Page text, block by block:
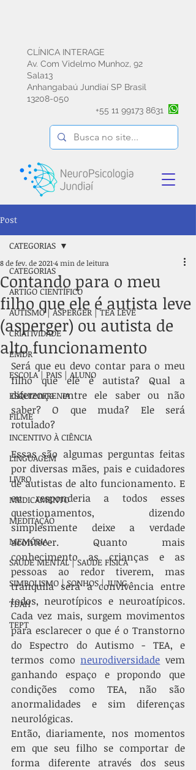
CLÍNICA INTERAGE
Av. Com Videlmo Munhoz, 92
Sala13
Anhangabaú Jundiaí SP Brasil
13208-050
+55 11 99173 8631
Post
CATEGORIAS
ARTIGO CIENTÍFICO
AUTISMO | ASPERGER | TEA LEVE
CRIATIVIDADE
EMDR
ESCOLA | PAIS | ALUNO
ESQUIZOFRENIA
FILME
INCENTIVO À CIÊNCIA
LINGUAGEM
LIVRO
MEDICAMENTO
MEDITAÇÃO
MEMÓRIA
SAÚDE MENTAL | SAÚDE FÍSICA
SIMBOLISMO | SONHOS | JUNG
TDAH
TEPT
CATEGORIAS
Contando para o meu
filho que ele é autista leve
(asperger) ou autista de
alto funcionamento
8 de fev. de 2021 4 min de leitura
Será que eu devo contar para o meu
filho que ele é autista? Qual a
diferença entre ele saber ou não
saber? O que muda? Ele será
rotulado?
Essas são algumas perguntas feitas
por diversas mães, pais e cuidadores
de autistas de alto funcionamento. E
eu responderia a todos esses
questionamentos, dizendo
simplesmente deixe a verdade
acontecer. Quanto mais
conhecimento as crianças e as
pessoas ao redor tiverem, mas
tranquila será a convivência entre
todos, neurotípicos e neuroatípicos.
Cada vez mais, surgem movimentos
para esclarecer o que é o Transtorno
do Espectro do Autismo - TEA, e
termos como neurodiversidade vem
ganhando espaço e propondo que
condições como TEA, não são
anormalidades e sim diferenças
neurológicas.
Então, diariamente, nos momentos
em que seu filho se comportar de
forma diferente através dos seus